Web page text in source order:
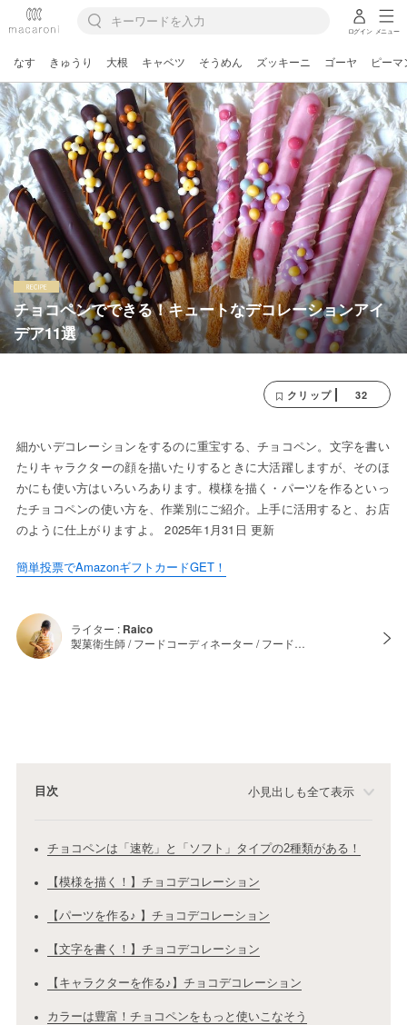
ログイン メニュー
なす きゅうり 大根 キャベツ そうめん ズッキーニ ゴーヤ ピーマ
チョコペンでできる！キュートなデコレーションアイ
デア11選
クリップ 32
細かいデコレーションをするのに重宝する、チョコペン。文字を書い
たりキャラクターの顔を描いたりするときに大活躍しますが、そのほ
かにも使い方はいろいろあります。模様を描く・パーツを作るといっ
たチョコペンの使い方を、作業別にご紹介。上手に活用すると、お店
のように仕上がりますよ。 2025年1月31日 更新
簡単投票でAmazonギフトカードGET！
ライター : Raico
製菓衛生師 / フードコーディネーター / フード…
目次 小見出しも全て表示
チョコペンは「速乾」と「ソフト」タイプの2種類がある！
【模様を描く！】チョコデコレーション
【パーツを作る♪ 】チョコデコレーション
【文字を書く！】チョコデコレーション
【キャラクターを作る♪】チョコデコレーション
カラーは豊富！チョコペンをもっと使いこなそう